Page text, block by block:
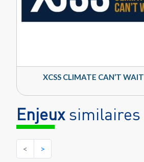
XCSS CLIMATE CAN’T WAIT
Enjeuxsimilaires
< >